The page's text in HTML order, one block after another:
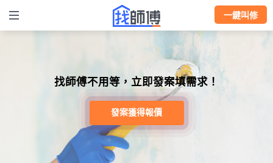
一鍵叫修
找師傅不用等，立即發案填需求！
發案獲得報價